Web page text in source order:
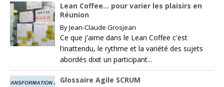
Lean Coffee… pour varier les plaisirs en
Réunion
ByJean-Claude Grosjean
Ce que j'aime dans le Lean Coffee c'est
l'inattendu, le rythme et la variété des sujets
abordés dixit un participant...
Glossaire Agile SCRUM